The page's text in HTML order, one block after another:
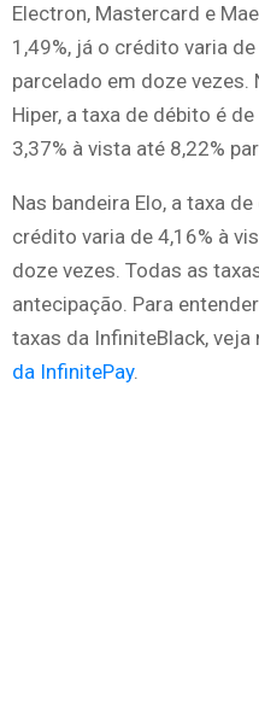
Electron, Mastercard e
1,49%, já o crédito varia
parcelado em doze vezes.
Hiper, a taxa de débito é
3,37% à vista até 8,22%
Nas bandeira Elo, a taxa
crédito varia de 4,16% à
doze vezes. Todas as
antecipação. Para
taxas da InfiniteBlack,
da InfinitePay.